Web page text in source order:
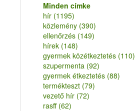
Minden címke
hír (1195)
közlemény (390)
ellenőrzés (149)
hírek (148)
gyermek közétkeztetés (110)
szupermenta (92)
gyermek étkeztetés (88)
termékteszt (79)
vezető hír (72)
rasff (62)